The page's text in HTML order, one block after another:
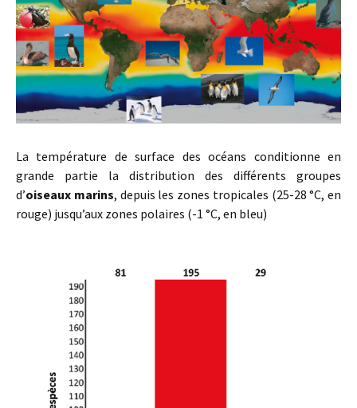
La température de surface des océans conditionne en
grande partie la distribution des différents groupes
d’oiseaux marins, depuis les zones tropicales (25-28 °C, en
rouge) jusqu’aux zones polaires (-1 °C, en bleu)